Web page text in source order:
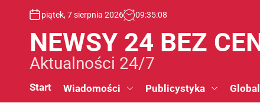
piątek, 7 sierpnia 2026 09:35:09
NEWSY 24 BEZ
Aktualności 24/7
Start Wiadomości Publicystyka